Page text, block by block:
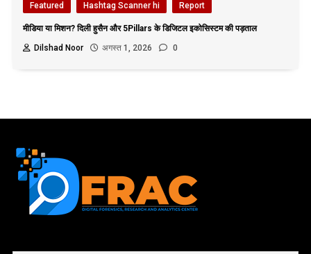
Featured Hashtag Scanner hi Report
मीडिया या मिशन? दिली हुसैन और 5Pillars के डिजिटल इकोसिस्टम की पड़ताल
Dilshad Noor
अगस्त 1, 2026 0